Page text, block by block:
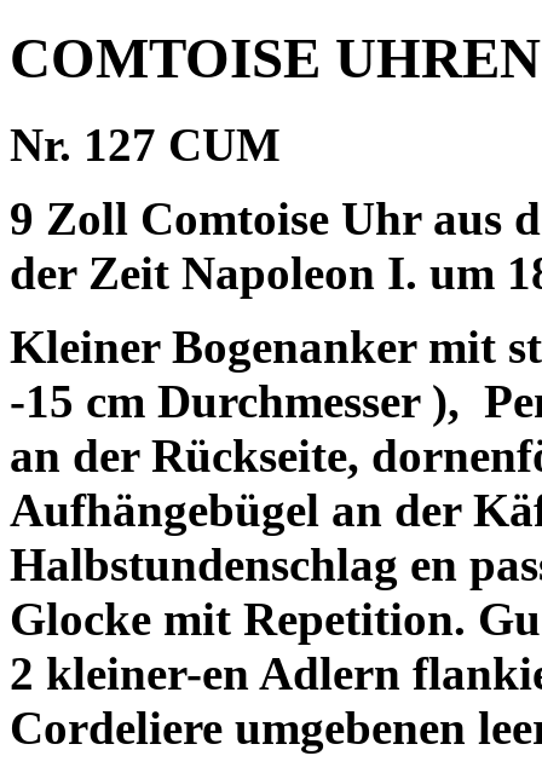
COMTOISE
Nr. 127 CUM
9 Zoll Comtoise Uhr aus
der Zeit Napoleon I. um
Kleiner Bogenanker mit
-15 cm Durchmesser ),
an der Rückseite,
Aufhängebügel an der
Halbstundenschlag en
Glocke mit Repetition.
2 kleiner-en Adlern
Cordeliere umgebenen